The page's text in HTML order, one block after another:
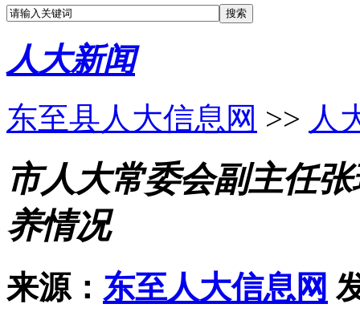
人大新闻
东至县人大信息网 >> 人
市人大常委会副主任
养情况
来源： 东至人大信息网